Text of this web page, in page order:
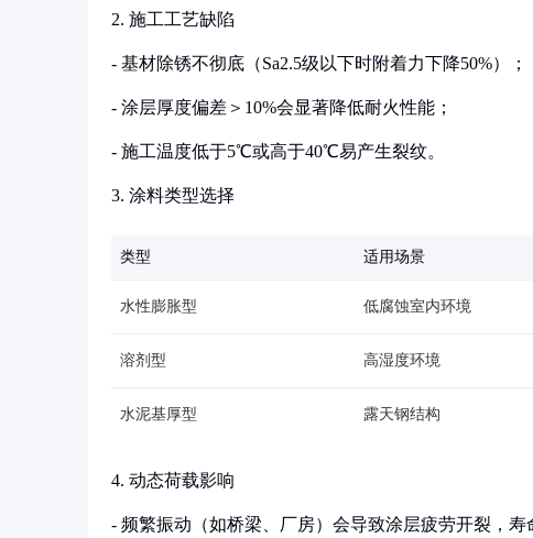
2. 施工工艺缺陷
- 基材除锈不彻底（Sa2.5级以下时附着力下降50%）；
- 涂层厚度偏差＞10%会显著降低耐火性能；
- 施工温度低于5℃或高于40℃易产生裂纹。
3. 涂料类型选择
类型 适用场景
水性膨胀型 低腐蚀室内环境
溶剂型 高湿度环境
水泥基厚型 露天钢结构
4. 动态荷载影响
- 频繁振动（如桥梁、厂房）会导致涂层疲劳开裂，寿